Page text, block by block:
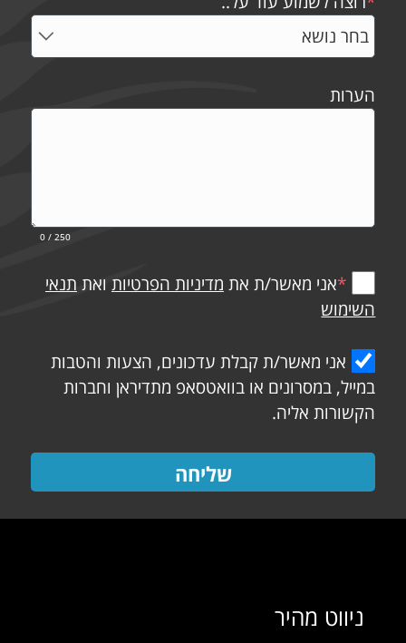
הערות
0 / 250
*אני מאשר/ת את מדיניות הפרטיות ואת תנאי
השימוש
אני מאשר/ת קבלת עדכונים, הצעות והטבות
במייל, במסרונים או בוואטסאפ מתדיראן וחברות
הקשורות אליה.
שליחה
ניווט מהיר